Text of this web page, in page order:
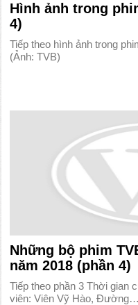
Hình ảnh trong
4)
Tiếp theo hình ảnh trong
(Ảnh: TVB)
Những bộ phim
năm 2018 (phần 4)
Tiếp theo phần 3 Thời gian
viên: Viên Vỹ Hào, Đường…